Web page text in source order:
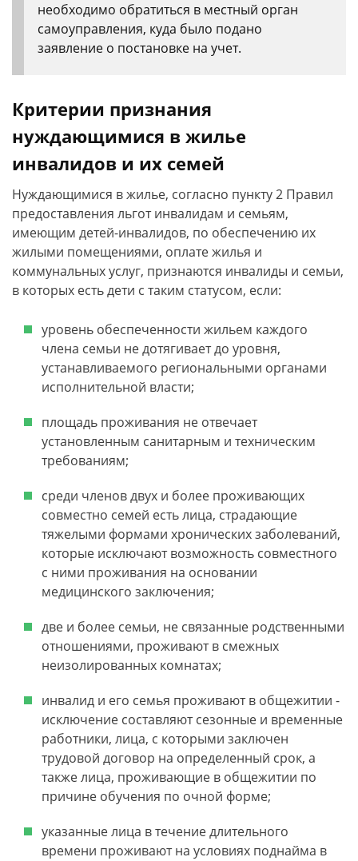
необходимо обратиться в местный орган
самоуправления, куда было подано
заявление о постановке на учет.
Критерии признания
нуждающимися в жилье
инвалидов и их семей
Нуждающимися в жилье, согласно пункту 2 Правил
предоставления льгот инвалидам и семьям,
имеющим детей-инвалидов, по обеспечению их
жилыми помещениями, оплате жилья и
коммунальных услуг, признаются инвалиды и семьи,
в которых есть дети с таким статусом, если:
уровень обеспеченности жильем каждого
члена семьи не дотягивает до уровня,
устанавливаемого региональными органами
исполнительной власти;
площадь проживания не отвечает
установленным санитарным и техническим
требованиям;
среди членов двух и более проживающих
совместно семей есть лица, страдающие
тяжелыми формами хронических заболеваний,
которые исключают возможность совместного
с ними проживания на основании
медицинского заключения;
две и более семьи, не связанные родственными
отношениями, проживают в смежных
неизолированных комнатах;
инвалид и его семья проживают в общежитии -
исключение составляют сезонные и временные
работники, лица, с которыми заключен
трудовой договор на определенный срок, а
также лица, проживающие в общежитии по
причине обучения по очной форме;
указанные лица в течение длительного
времени проживают на условиях поднайма в